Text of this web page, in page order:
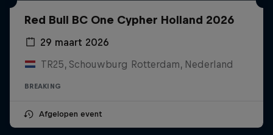
Red Bull BC One Cypher Holland 2026
29 maart 2026
TR25, Schouwburg Rotterdam, Nederland
BREAKING
Afgelopen event